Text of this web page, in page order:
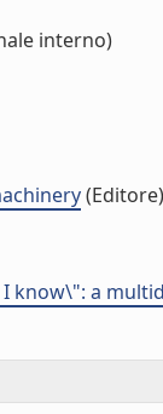
interno)
(Editore)
know\": a